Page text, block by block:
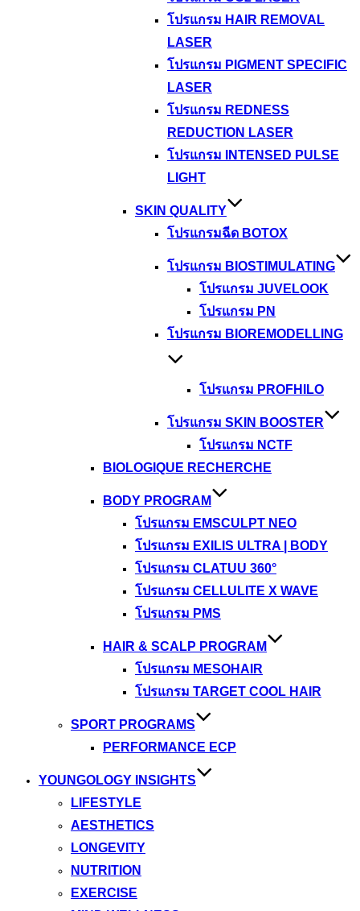
โปรแกรม HAIR REMOVAL
LASER
โปรแกรม PIGMENT SPECIFIC
LASER
โปรแกรม REDNESS
REDUCTION LASER
โปรแกรม INTENSED PULSE
LIGHT
SKIN QUALITY
โปรแกรมฉีด BOTOX
โปรแกรม BIOSTIMULATING
โปรแกรม JUVELOOK
โปรแกรม PN
โปรแกรม BIOREMODELLING
โปรแกรม PROFHILO
โปรแกรม SKIN BOOSTER
โปรแกรม NCTF
BIOLOGIQUE RECHERCHE
BODY PROGRAM
โปรแกรม EMSCULPT NEO
โปรแกรม EXILIS ULTRA | BODY
โปรแกรม CLATUU 360°
โปรแกรม CELLULITE X WAVE
โปรแกรม PMS
HAIR & SCALP PROGRAM
โปรแกรม MESOHAIR
โปรแกรม TARGET COOL HAIR
SPORT PROGRAMS
PERFORMANCE ECP
YOUNGOLOGY INSIGHTS
LIFESTYLE
AESTHETICS
LONGEVITY
NUTRITION
EXERCISE